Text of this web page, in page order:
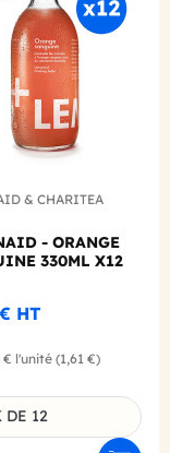
Add
& CHARITEA
- ORANGE
330ML X12
HT
€ l'unité (1,61 €)
du produit
DE 12